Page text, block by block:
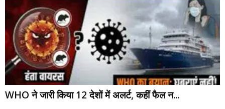
WHO ने जारी किया 12 देशों में अलर्ट, कहीं फैल न...